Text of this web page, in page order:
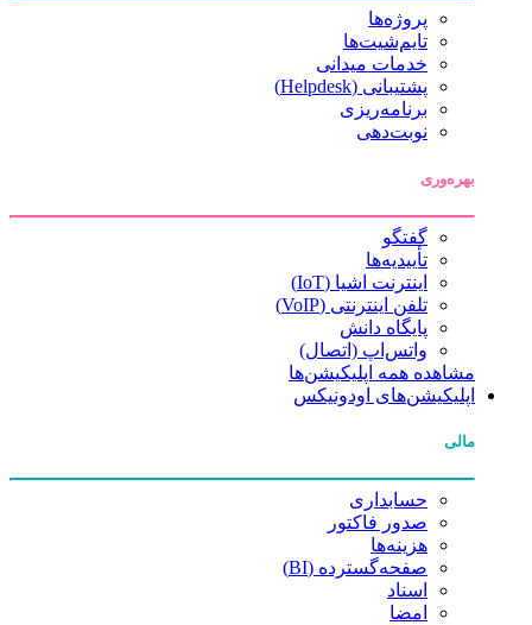
پروژه‌ها
تایم‌شیت‌ها
خدمات میدانی
پشتیبانی (Helpdesk)
برنامه‌ریزی
نوبت‌دهی
بهره‌وری
گفتگو
تأییدیه‌ها
اینترنت اشیا (IoT)
تلفن اینترنتی (VoIP)
پایگاه دانش
واتس‌اپ (اتصال)
مشاهده همه اپلیکیشن‌ها
اپلیکیشن‌های اودونیکس
مالی
حسابداری
صدور فاکتور
هزینه‌ها
صفحه‌گسترده (BI)
اسناد
امضا